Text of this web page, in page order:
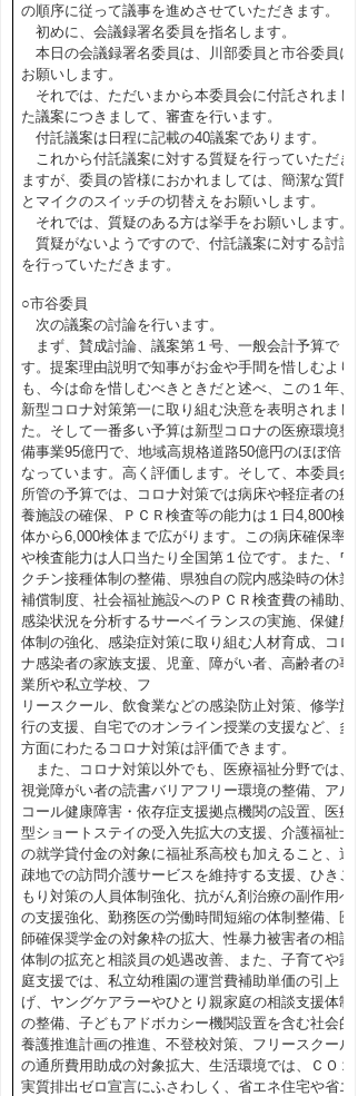
の順序に従って議事を進めさせていただきます。
初めに、会議録署名委員を指名します。
本日の会議録署名委員は、川部委員と市谷委員に
お願いします。
それでは、ただいまから本委員会に付託されまし
た議案につきまして、審査を行います。
付託議案は日程に記載の40議案であります。
これから付託議案に対する質疑を行っていただき
ますが、委員の皆様におかれましては、簡潔な質問
とマイクのスイッチの切替えをお願いします。
それでは、質疑のある方は挙手をお願いします。
質疑がないようですので、付託議案に対する討論
を行っていただきます。
○市谷委員
次の議案の討論を行います。
まず、賛成討論、議案第１号、一般会計予算で
す。提案理由説明で知事がお金や手間を惜しむより
も、今は命を惜しむべきときだと述べ、この１年、
新型コロナ対策第一に取り組む決意を表明されまし
た。そして一番多い予算は新型コロナの医療環境整
備事業95億円で、地域高規格道路50億円のほぼ倍と
なっています。高く評価します。そして、本委員会
所管の予算では、コロナ対策では病床や軽症者の療
養施設の確保、ＰＣＲ検査等の能力は１日4,800検
体から6,000検体まで広がります。この病床確保率
や検査能力は人口当たり全国第１位です。また、ワ
クチン接種体制の整備、県独自の院内感染時の休業
補償制度、社会福祉施設へのＰＣＲ検査費の補助、
感染状況を分析するサーベイランスの実施、保健所
体制の強化、感染症対策に取り組む人材育成、コロ
ナ感染者の家族支援、児童、障がい者、高齢者の事
業所や私立学校、フ
リースクール、飲食業などの感染防止対策、修学旅
行の支援、自宅でのオンライン授業の支援など、多
方面にわたるコロナ対策は評価できます。
また、コロナ対策以外でも、医療福祉分野では、
視覚障がい者の読書バリアフリー環境の整備、アル
コール健康障害・依存症支援拠点機関の設置、医療
型ショートステイの受入先拡大の支援、介護福祉士
の就学貸付金の対象に福祉系高校も加えること、過
疎地での訪問介護サービスを維持する支援、ひきこ
もり対策の人員体制強化、抗がん剤治療の副作用へ
の支援強化、勤務医の労働時間短縮の体制整備、医
師確保奨学金の対象枠の拡大、性暴力被害者の相談
体制の拡充と相談員の処遇改善、また、子育てや家
庭支援では、私立幼稚園の運営費補助単価の引上
げ、ヤングケアラーやひとり親家庭の相談支援体制
の整備、子どもアドボカシー機関設置を含む社会的
養護推進計画の推進、不登校対策、フリースクール
の通所費用助成の対象拡大、生活環境では、ＣＯ２
実質排出ゼロ宣言にふさわしく、省エネ住宅や省エ